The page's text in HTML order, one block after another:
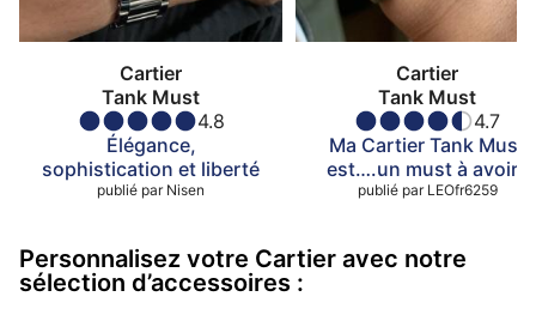
Cartier
Tank Must
4.8
Élégance,
sophistication et liberté
publié par Nisen
Cartier
Tank Must
4.7
Ma Cartier Tank Must
est….un must à avoir !
publié par LEOfr6259
Personnalisez votre Cartier avec notre
sélection d’accessoires :